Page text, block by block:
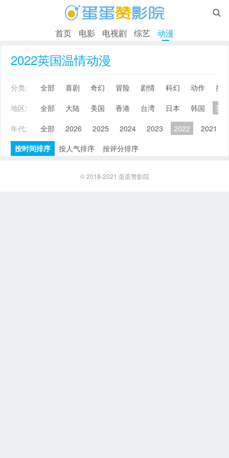

首页 电影 电视剧 综艺 动漫
2022英国温情动漫
分类: 全部 喜剧 奇幻 冒险 剧情 科幻 动作
搞
地区:
全部 大陆 美国 香港 台湾 日本 韩国
英
年代:
全部 2026 2025 2024 2023 2022 2021
按时间排序
按人气排序 按评分排序
© 2018-2021 蛋蛋赞影院